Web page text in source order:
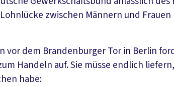
zwischen Männern und
vor dem Brandenburger Tor in Berlin
Handeln auf. Sie müsse endlich
habe: